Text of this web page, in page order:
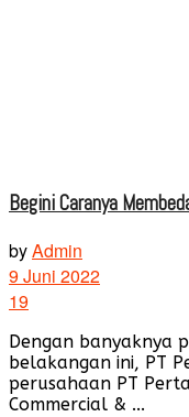
Begini Caranya
byAdmin
9 Juni 2022
19
Dengan banyaknya
belakangan ini, PT
perusahaan PT
Commercial & ...